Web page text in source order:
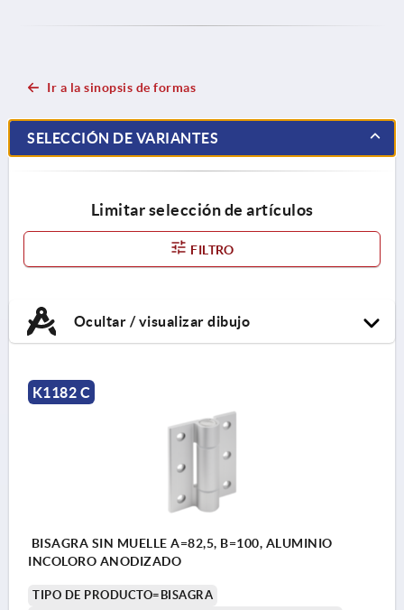
Ir a la sinopsis de formas
SELECCIÓN DE VARIANTES
Limitar selección de artículos
FILTRO
Ocultar / visualizar dibujo
K1182 C
BISAGRA SIN MUELLE A=82,5, B=100, ALUMINIO
INCOLORO ANODIZADO
TIPO DE PRODUCTO=BISAGRA